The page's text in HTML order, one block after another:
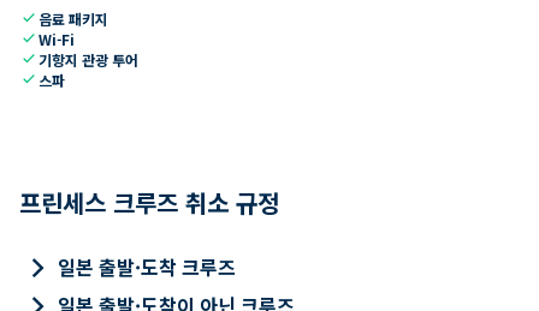
check 음료 패키지
checkWi-Fi
check 기항지 관광 투어
check 스파
프린세스 크루즈 취소 규정
keyboard_arrow_right 일본 출발·도착 크루즈